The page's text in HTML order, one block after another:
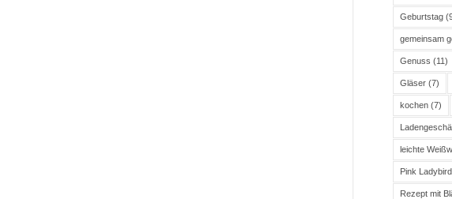
Geburtstag
gemeinsam
Genuss (11)
Gläser (7)
kochen (7)
leichte
Pink Ladybird
Rezept mit